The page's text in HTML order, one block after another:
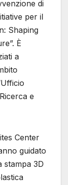
di
per il
Shaping
È
a
e
Center
guidato
stampa 3D